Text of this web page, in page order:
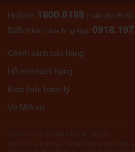
Hotline: 1800.6198 (miễn phí 09:00
B2B (Khách doanh nghiệp):
Chính sách bán hàng
Hỗ trợ khách hàng
Kiến thức hành lý
Về MIA.vn